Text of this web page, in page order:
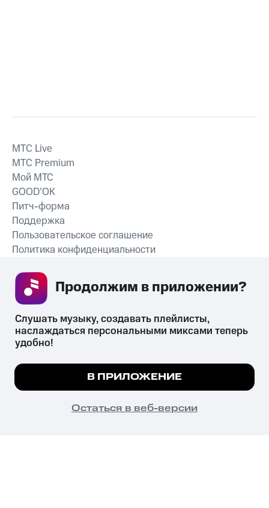
СКАЧАТЬ ПРИЛОЖЕНИЕ
MTС Live
MTС Premium
Мой МТС
GOOD’OK
Питч-форма
Поддержка
Пользовательское соглашение
Политика конфиденциальности
психотропных веществ, их аналогов причиняет вред здоровью,
их незаконный оборот запрещён и влечёт установленную
законодательством ответственность.
© 2026 ООО «КИОН».
Все права защищены
Мы используем куки, чтобы на сайте все
Подробнее
ПОНЯТНО
Слушать музыку, создавать плейлисты,
наслаждаться персональными миксами теперь
удобно!
В ПРИЛОЖЕНИЕ
Остаться в веб-версии